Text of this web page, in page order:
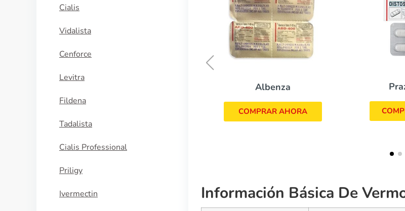
Cialis
Vidalista
Cenforce
Levitra
Fildena
Tadalista
Cialis Professional
Priligy
Ivermectin
Praziquantel
COMPRAR AHORA
Información Básica De